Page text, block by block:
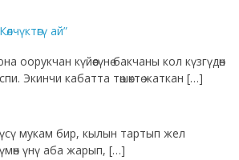
ай”
оорукчан күйөөсүнө бакчаны кол күзгүдөн
Экинчи кабатта төшөктө жаткан […]
мукам бир, кылын тартып жел
үнү аба жарып, […]